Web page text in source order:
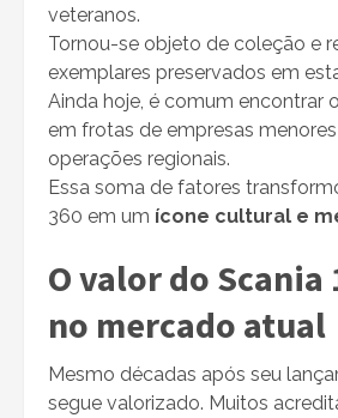
veteranos.
Tornou-se objeto de coleção e
exemplares preservados em
Ainda hoje, é comum encontrar
em frotas de empresas
operações regionais.
Essa soma de fatores
360 em um ícone cultural e
O valor do Scania
no mercado atual
Mesmo décadas após seu
segue valorizado. Muitos